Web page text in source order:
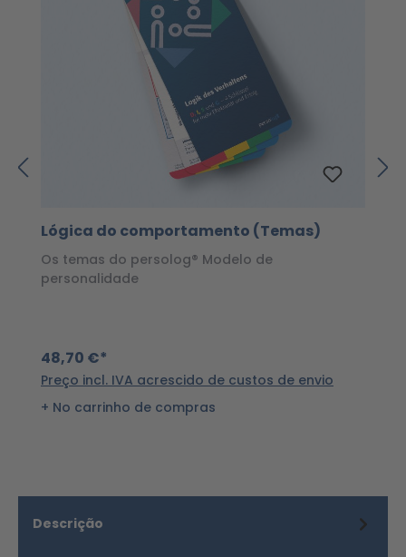
Lógica do comportamento (Temas)
Os temas do persolog® Modelo de
personalidade
48,70 €*
Preço incl. IVA acrescido de custos de envio
No carrinho de compras
Descrição